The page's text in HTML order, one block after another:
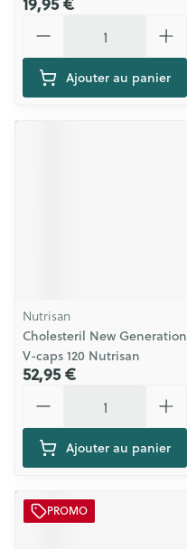
Ajouter au panier
Nutrisan
Cholesteril New Generation
V-caps 120 Nutrisan
52,95 €
Ajouter au panier
PROMO